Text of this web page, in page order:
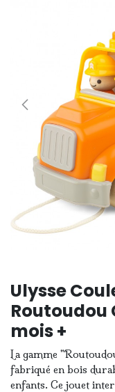
Ulysse
Routoudou
mois +
La gamme
fabriqué en bois
enfants. Ce jouet